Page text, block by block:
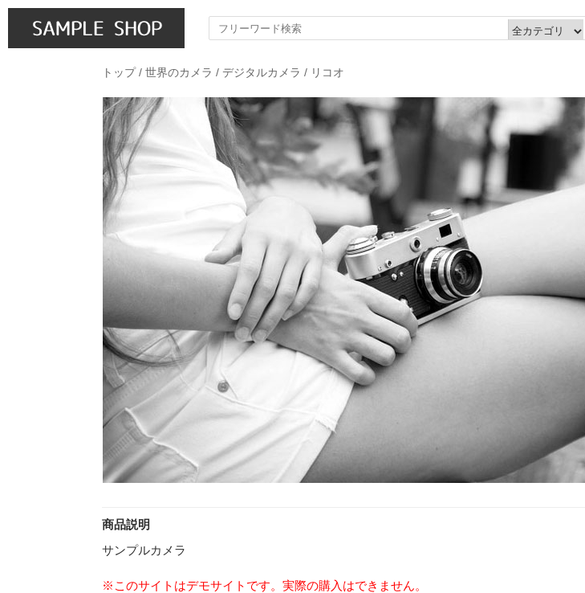
トップ/ 世界のカメラ / デジタルカメラ / リコオ
商品説明
サンプルカメラ
※このサイトはデモサイトです。実際の購入はできません。